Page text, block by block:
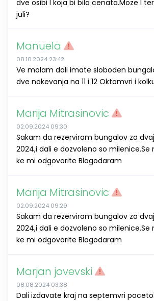
dve osibi I koja bi bila cenata.Moze I
juli?
Manuela
08.10.2024 23:42
Ve molam dali imate sloboden
dve nokevanja na 11 i 12 Oktomvri i
Marija Mitrasinovic
02.09.2024 09:30
Sakam da rezerviram bungalov za
2024,i dali e dozvoleno so
ke mi odgovorite Blagodaram
Marija Mitrasinovic
02.09.2024 09:29
Sakam da rezerviram bungalov za
2024,i dali e dozvoleno so
ke mi odgovorite Blagodaram
Marjan jovevski
08.08.2024 03:38
Dali izdavate kraj na septemvri